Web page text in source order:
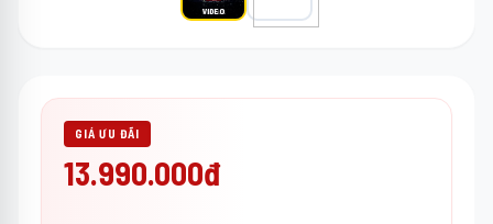
VIDEO
GIÁ ƯU ĐÃI
13.990.000đ